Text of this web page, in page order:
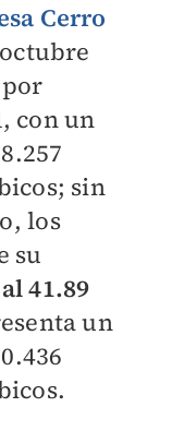
Cerro
con un
sin
los
su
41.89
un